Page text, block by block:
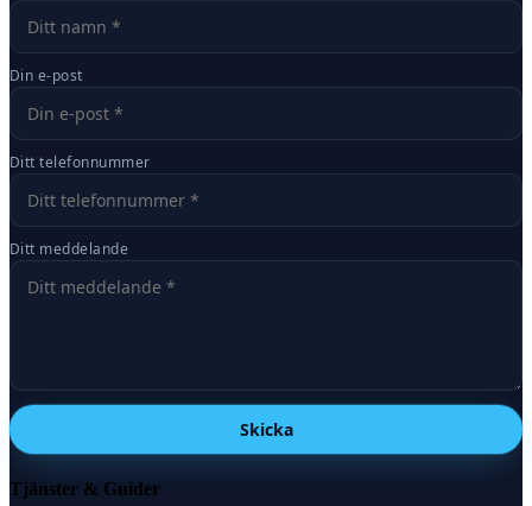
Din e-post
Ditt telefonnummer
Ditt meddelande
Skicka
Tjänster & Guider